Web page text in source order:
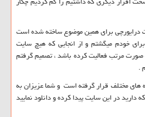
برای همین موضوع ساخته شده است
خودم میگشتم و از انجایی که هیچ سایت
صورت مرتب فعالیت کرده باشد ، تصمیم گرفتم
.
های مختلف قرار گرفته است و شما عزیزان به
دارید در این سایت پیدا کرده و دانلود نمایید